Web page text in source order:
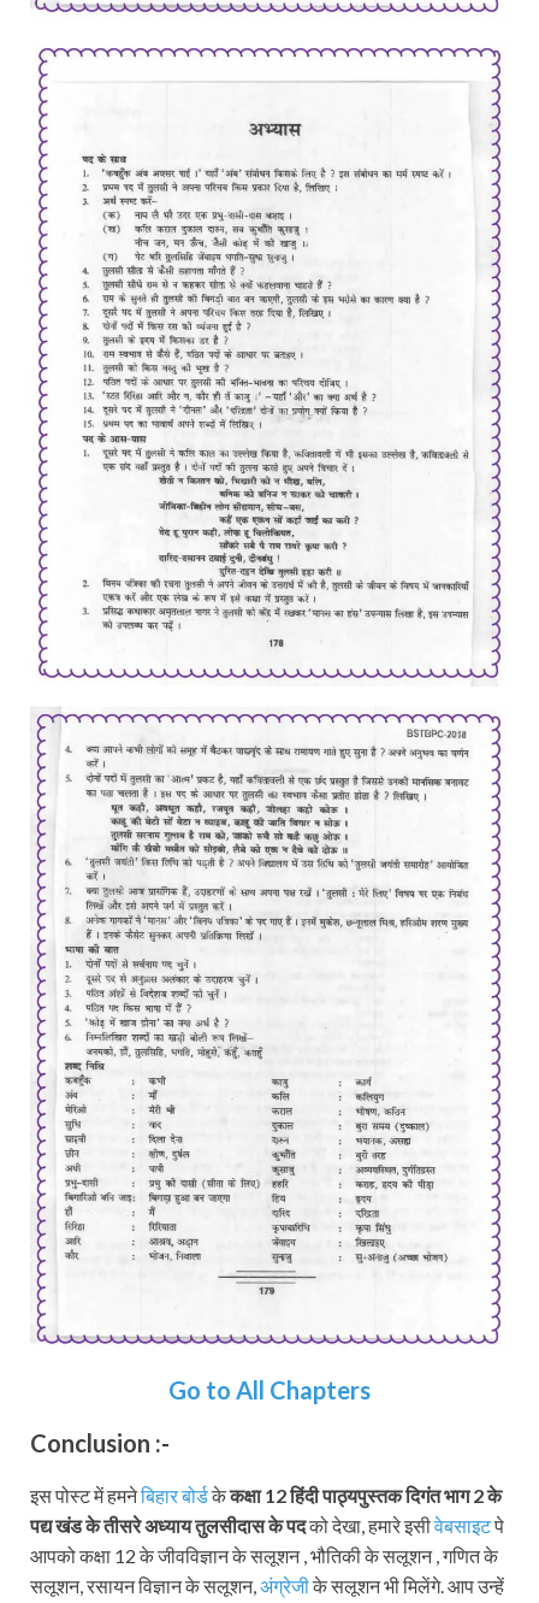
Go to All Chapters
Conclusion :-
इस पोस्ट में हमनेबिहार बोर्डकेकक्षा 12 हिंदी पाठ्यपुस्तक दिगंत भाग 2 के
पद्य खंड के तीसरे अध्यायतुलसीदास के पदको देखा, हमारे इसीवेबसाइटपे
आपको कक्षा 12 के जीवविज्ञान के सलूशन , भौतिकी के सलूशन , गणित के
सलूशन, रसायन विज्ञान के सलूशन,अंग्रेजीके सलूशन भी मिलेंगे. आप उन्हें